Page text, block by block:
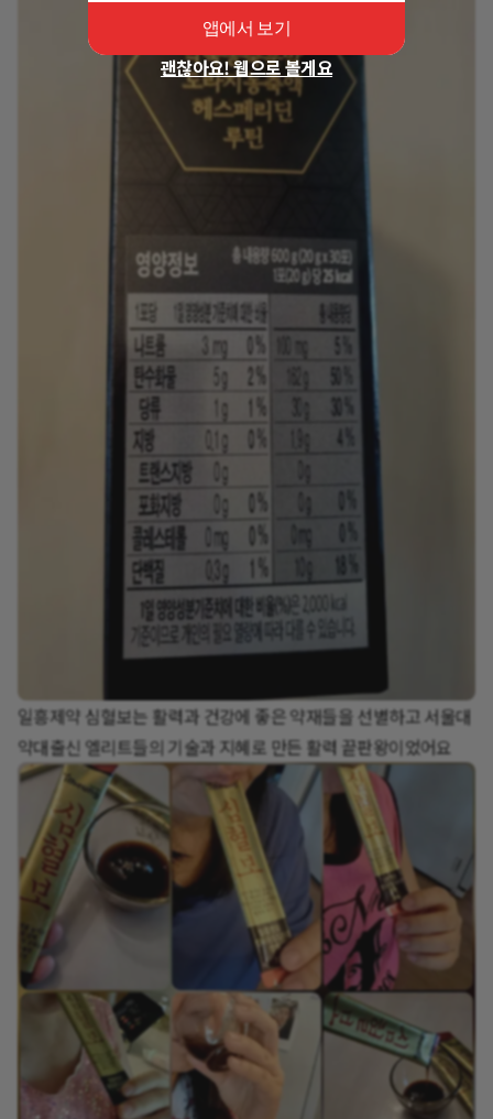
일흥제약 심혈보는 활력과 건강에 좋은 약재들을 선별하고 서울대
약대출신 엘리트들의 기술과 지혜로 만든 활력 끝판왕이었어요
앱에서 보기
괜찮아요! 웹으로 볼게요